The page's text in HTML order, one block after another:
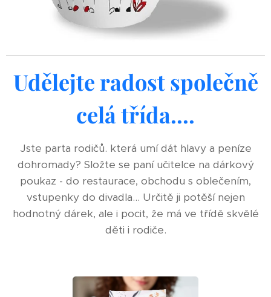
Udělejte radost společně
celá třída....
Jste parta rodičů. která umí dát hlavy a peníze
dohromady? Složte se paní učitelce na dárkový
poukaz - do restaurace, obchodu s oblečením,
vstupenky do divadla... Určitě ji potěší nejen
hodnotný dárek, ale i pocit, že má ve třídě skvělé
děti i rodiče.